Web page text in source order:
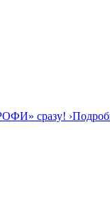
сразу! ›